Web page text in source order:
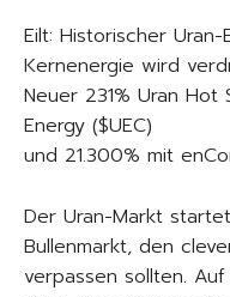
Eilt: Historischer
Kernenergie wird
Neuer 231% Uran Hot
Energy ($UEC)
und 21.300% mit
Der Uran-Markt
Bullenmarkt, den
verpassen sollten.